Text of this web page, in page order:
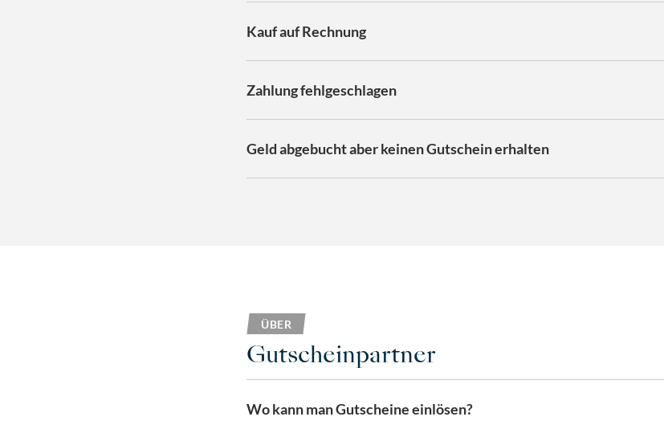
Kauf auf Rechnung
Zahlung fehlgeschlagen
Geld abgebucht aber keinen Gutschein erhalten
ÜBER
Gutscheinpartner
Wo kann man Gutscheine einlösen?